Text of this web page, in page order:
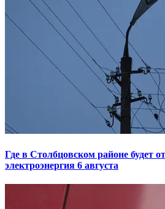
Где в Столбцовском районе будет
электроэнергия 6 августа